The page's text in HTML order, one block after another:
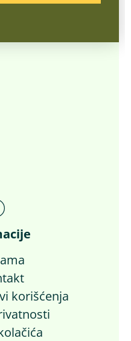
korišćenja